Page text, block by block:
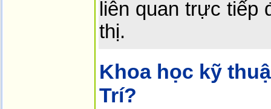
liên quan trực tiếp
thị.
Khoa học kỹ
Trí?